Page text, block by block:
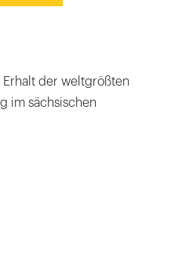
der weltgrößten
im sächsischen